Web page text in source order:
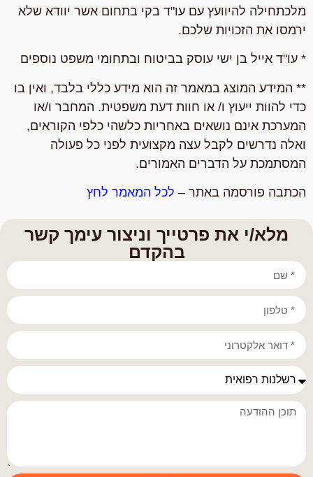
מלא/י את פרטייך וניצור עימך קשר
בהקדם
מלכתחילה להיוועץ עם עו"ד בקי בתחום אשר יוודא שלא
ירמסו את הזכויות שלכם.
* עו"ד אייל בן ישי עוסק בביטוח ובתחומי משפט נוספים
** המידע המוצג במאמר זה הוא מידע כללי בלבד, ואין בו
כדי להוות ייעוץ ו/ או חוות דעת משפטית. המחבר ו/או
המערכת אינם נושאים באחריות כלשהי כלפי הקוראים,
ואלה נדרשים לקבל עצה מקצועית לפני כל פעולה
המסתמכת על הדברים האמורים.
הכתבה פורסמה באתר – לכל המאמר לחץ